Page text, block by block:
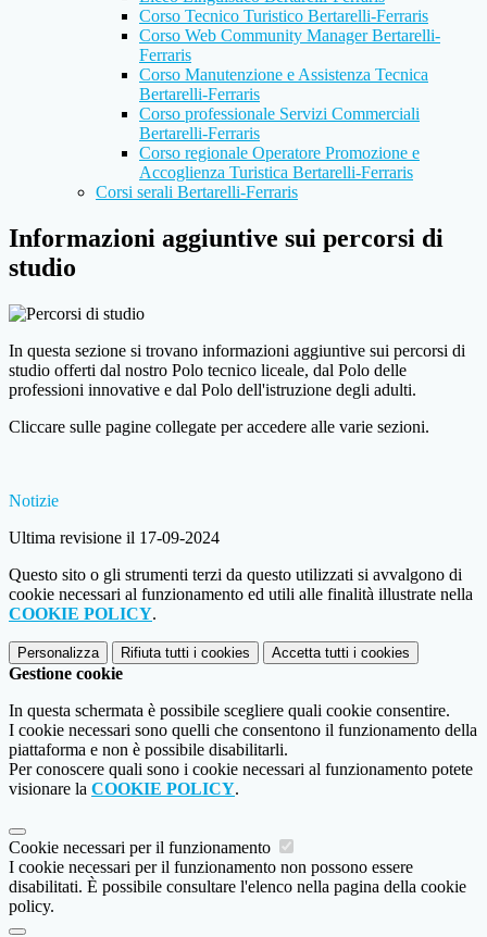
Corso Tecnico Turistico Bertarelli-Ferraris
Corso Web Community Manager Bertarelli-
Ferraris
Corso Manutenzione e Assistenza Tecnica
Bertarelli-Ferraris
Corso professionale Servizi Commerciali
Bertarelli-Ferraris
Corso regionale Operatore Promozione e
Accoglienza Turistica Bertarelli-Ferraris
Corsi serali Bertarelli-Ferraris
Informazioni aggiuntive sui percorsi di
studio
In questa sezione si trovano informazioni aggiuntive sui percorsi di
studio offerti dal nostro Polo tecnico liceale, dal Polo delle
professioni innovative e dal Polo dell'istruzione degli adulti.
Cliccare sulle pagine collegate per accedere alle varie sezioni.
Notizie
Ultima revisione il 17-09-2024
Questo sito o gli strumenti terzi da questo utilizzati si avvalgono di
cookie necessari al funzionamento ed utili alle finalità illustrate nella
COOKIE POLICY.
Personalizza Rifiuta tutti i cookies Accetta tutti i cookies
Gestione cookie
In questa schermata è possibile scegliere quali cookie consentire.
I cookie necessari sono quelli che consentono il funzionamento della
piattaforma e non è possibile disabilitarli.
Per conoscere quali sono i cookie necessari al funzionamento potete
visionare la COOKIE POLICY.
Cookie necessari per il funzionamento
I cookie necessari per il funzionamento non possono essere
disabilitati. È possibile consultare l'elenco nella pagina della cookie
policy.